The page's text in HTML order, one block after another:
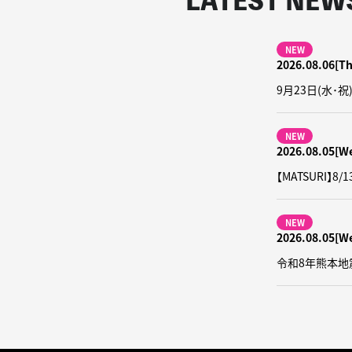
NEW
9月23日(水･祝)
NEW
【MATSURI】
NEW
令和8年熊本地